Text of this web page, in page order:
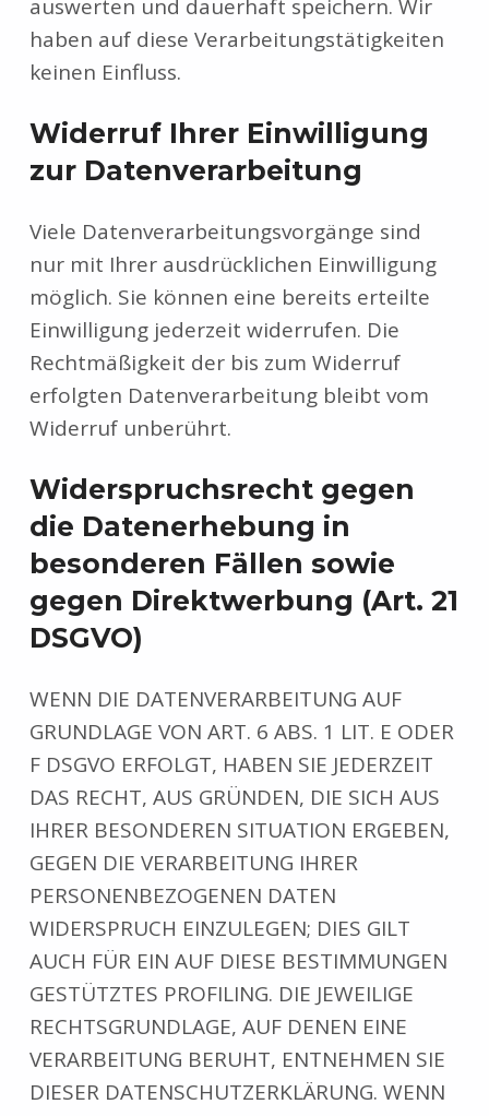
auswerten und dauerhaft speichern. Wir
haben auf diese Verarbeitungstätigkeiten
keinen Einfluss.
Widerruf Ihrer Einwilligung
zur Datenverarbeitung
Viele Datenverarbeitungsvorgänge sind
nur mit Ihrer ausdrücklichen Einwilligung
möglich. Sie können eine bereits erteilte
Einwilligung jederzeit widerrufen. Die
Rechtmäßigkeit der bis zum Widerruf
erfolgten Datenverarbeitung bleibt vom
Widerruf unberührt.
Widerspruchsrecht gegen
die Datenerhebung in
besonderen Fällen sowie
gegen Direktwerbung (Art. 21
DSGVO)
WENN DIE DATENVERARBEITUNG AUF
GRUNDLAGE VON ART. 6 ABS. 1 LIT. E ODER
F DSGVO ERFOLGT, HABEN SIE JEDERZEIT
DAS RECHT, AUS GRÜNDEN, DIE SICH AUS
IHRER BESONDEREN SITUATION ERGEBEN,
GEGEN DIE VERARBEITUNG IHRER
PERSONENBEZOGENEN DATEN
WIDERSPRUCH EINZULEGEN; DIES GILT
AUCH FÜR EIN AUF DIESE BESTIMMUNGEN
GESTÜTZTES PROFILING. DIE JEWEILIGE
RECHTSGRUNDLAGE, AUF DENEN EINE
VERARBEITUNG BERUHT, ENTNEHMEN SIE
DIESER DATENSCHUTZERKLÄRUNG. WENN